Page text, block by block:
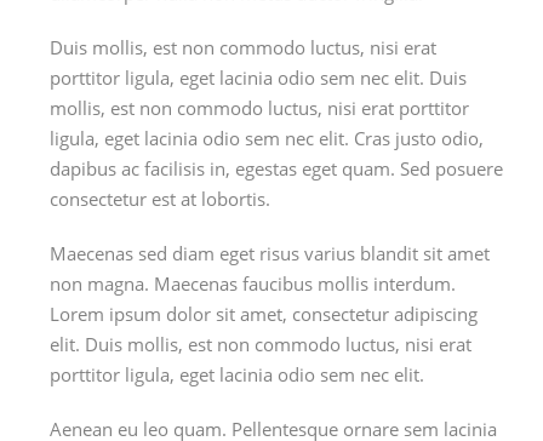
Duis mollis, est non commodo luctus, nisi erat
porttitor ligula, eget lacinia odio sem nec elit. Duis
mollis, est non commodo luctus, nisi erat porttitor
ligula, eget lacinia odio sem nec elit. Cras justo odio,
dapibus ac facilisis in, egestas eget quam. Sed posuere
consectetur est at lobortis.
Maecenas sed diam eget risus varius blandit sit amet
non magna. Maecenas faucibus mollis interdum.
Lorem ipsum dolor sit amet, consectetur adipiscing
elit. Duis mollis, est non commodo luctus, nisi erat
porttitor ligula, eget lacinia odio sem nec elit.
Aenean eu leo quam. Pellentesque ornare sem lacinia